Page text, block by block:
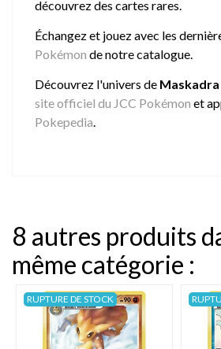
découvrez des cartes rares.
Échangez et jouez avec les
Pokémon de notre catalogue.
Découvrez l'univers de Maskadra
site officiel du JCC Pokémon et
Pokepedia.
8 autres produits
même catégorie :
RUPTURE DE STOCK